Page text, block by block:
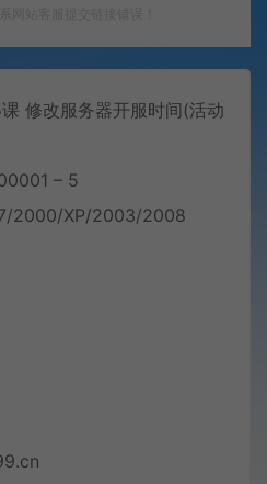
修改服务器开服时间(活动
– 5
2000/XP/2003/2008